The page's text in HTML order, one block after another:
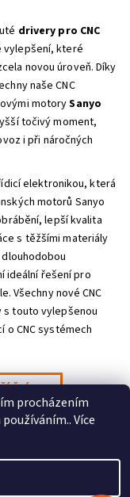
drivery pro CNC
vylepšení, které
novou úroveň. Díky
naše CNC
motorySanyo
točivý moment,
i při náročných
elektronikou, která
motorů Sanyo
lepší kvalita
s těžšími materiály
ideální řešení pro
Všechny nové CNC
s touto vylepšenou
o CNC systémech
ČLÁNEK
procházením
Více
Odeslat